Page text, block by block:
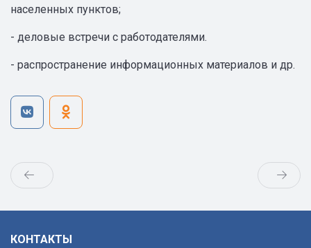
населенных пунктов;
- деловые встречи с работодателями.
- распространение информационных материалов и др.
КОНТАКТЫ